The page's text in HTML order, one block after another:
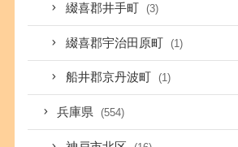
綴喜郡井手町 (3)
綴喜郡宇治田原町 (1)
船井郡京丹波町 (1)
兵庫県 (554)